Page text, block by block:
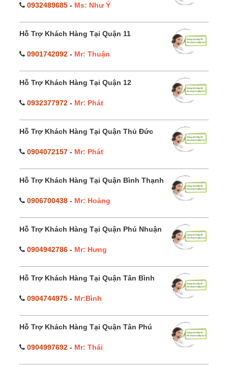
0932489685 - Ms: Như Ý
Hỗ Trợ Khách Hàng Tại Quận 11
0901742092 - Mr: Thuận
Hỗ Trợ Khách Hàng Tại Quận 12
0932377972 - Mr: Phát
Hỗ Trợ Khách Hàng Tại Quận Thủ Đức
0904072157 - Mr: Phát
Hỗ Trợ Khách Hàng Tại Quận Bình Thạnh
0906700438 - Mr: Hoàng
Hỗ Trợ Khách Hàng Tại Quận Phú Nhuận
0904942786 - Mr: Hưng
Hỗ Trợ Khách Hàng Tại Quận Tân Bình
0904744975 - Mr:Bình
Hỗ Trợ Khách Hàng Tại Quận Tân Phú
0904997692 - Mr: Thái